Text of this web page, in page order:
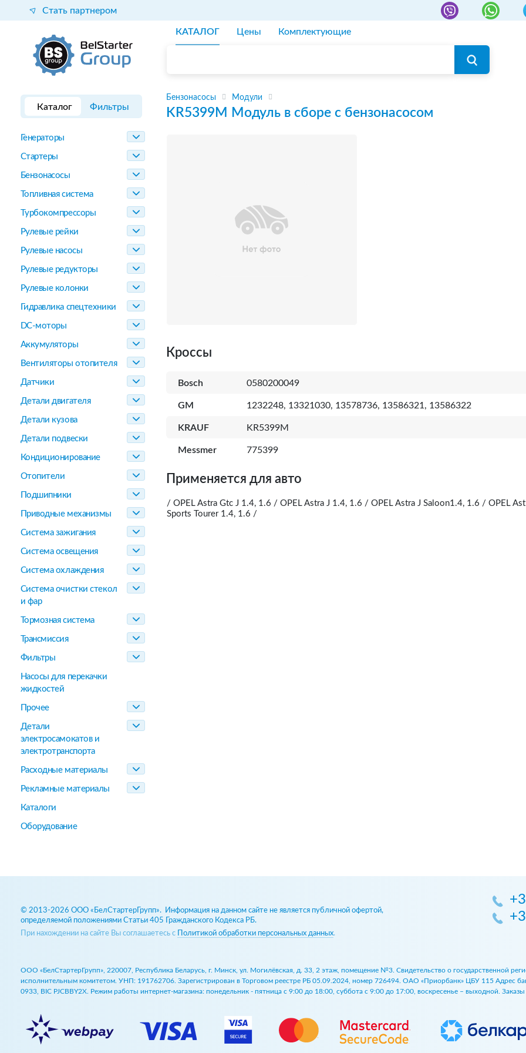
Стать партнером
КАТАЛОГ Цены Комплектующие
Каталог Фильтры
Генераторы
Стартеры
Бензонасосы
Топливная система
Турбокомпрессоры
Рулевые рейки
Рулевые насосы
Рулевые редукторы
Рулевые колонки
Гидравлика спецтехники
DC-моторы
Аккумуляторы
Вентиляторы отопителя
Датчики
Детали двигателя
Детали кузова
Детали подвески
Кондиционирование
Отопители
Подшипники
Приводные механизмы
Система зажигания
Система освещения
Система охлаждения
Система очистки стекол
и фар
Тормозная система
Трансмиссия
Фильтры
Насосы для перекачки
жидкостей
Прочее
Детали
электросамокатов и
электротранспорта
Расходные материалы
Рекламные материалы
Каталоги
Оборудование
Бензонасосы Модули
KR5399M Модуль в сборе с бензонасосом
Кроссы
Bosch 0580200049
GM 1232248, 13321030, 13578736, 13586321, 13586322
KRAUF KR5399M
Messmer 775399
Применяется для авто
/ OPEL Astra Gtc J 1.4, 1.6 / OPEL Astra J 1.4, 1.6 / OPEL Astra J Saloon1.4, 1.6 / OPEL
Sports Tourer 1.4, 1.6 /
© 2013-2026 ООО «БелСтартерГрупп». Информация на данном сайте не является публичной офертой,
определяемой положениями Статьи 405 Гражданского Кодекса РБ.
При нахождении на сайте Вы соглашаетесь с
Политикой обработки персональных данных.
ООО «БелСтартерГрупп», 220007, Республика Беларусь, г. Минск, ул. Могилёвская, д. 33, 2 этаж, помещение №3. Свидетельство о государственной
исполнительным комитетом. УНП: 191762706. Зарегистрирован в Торговом реестре РБ 05.09.2024, номер 726494. ОАО «Приорбанк» ЦБУ 115 Адрес
0933, BIC PJCBBY2X. Режим работы интернет-магазина: понедельник - пятница с 9:00 до 18:00, суббота с 9:00 до 17:00, воскресенье – выходной.